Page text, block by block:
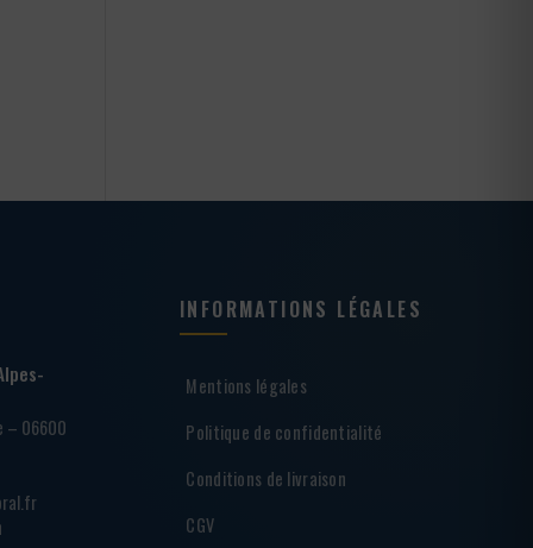
– 06600
INFORMATIONS LÉGALES
Mentions légales
Politique de confidentialité
Conditions de livraison
CGV